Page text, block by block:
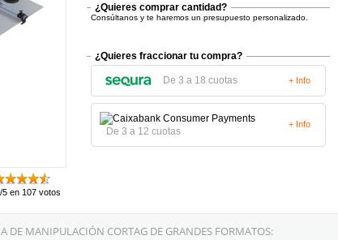
5 en 107 votos
¿Quieres comprar cantidad?
Consúltanos y te haremos un presupuesto personalizado.
¿Quieres fraccionar tu compra?
De 3 a 18 cuotas + Info
De 3 a 12 cuotas
+ Info
DE MANIPULACIÓN CORTAG DE GRANDES FORMATOS: